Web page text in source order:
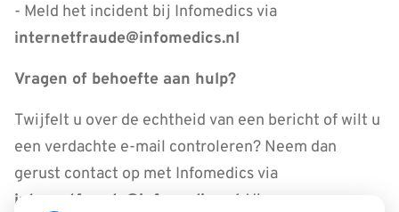
- Meld het incident bij Infomedics via
internetfraude@infomedics.nl
Vragen of behoefte aan hulp?
Twijfelt u over de echtheid van een bericht of wilt u
een verdachte e-mail controleren? Neem dan
gerust contact op met Infomedics via
internetfraude@infomedics.nl . Via